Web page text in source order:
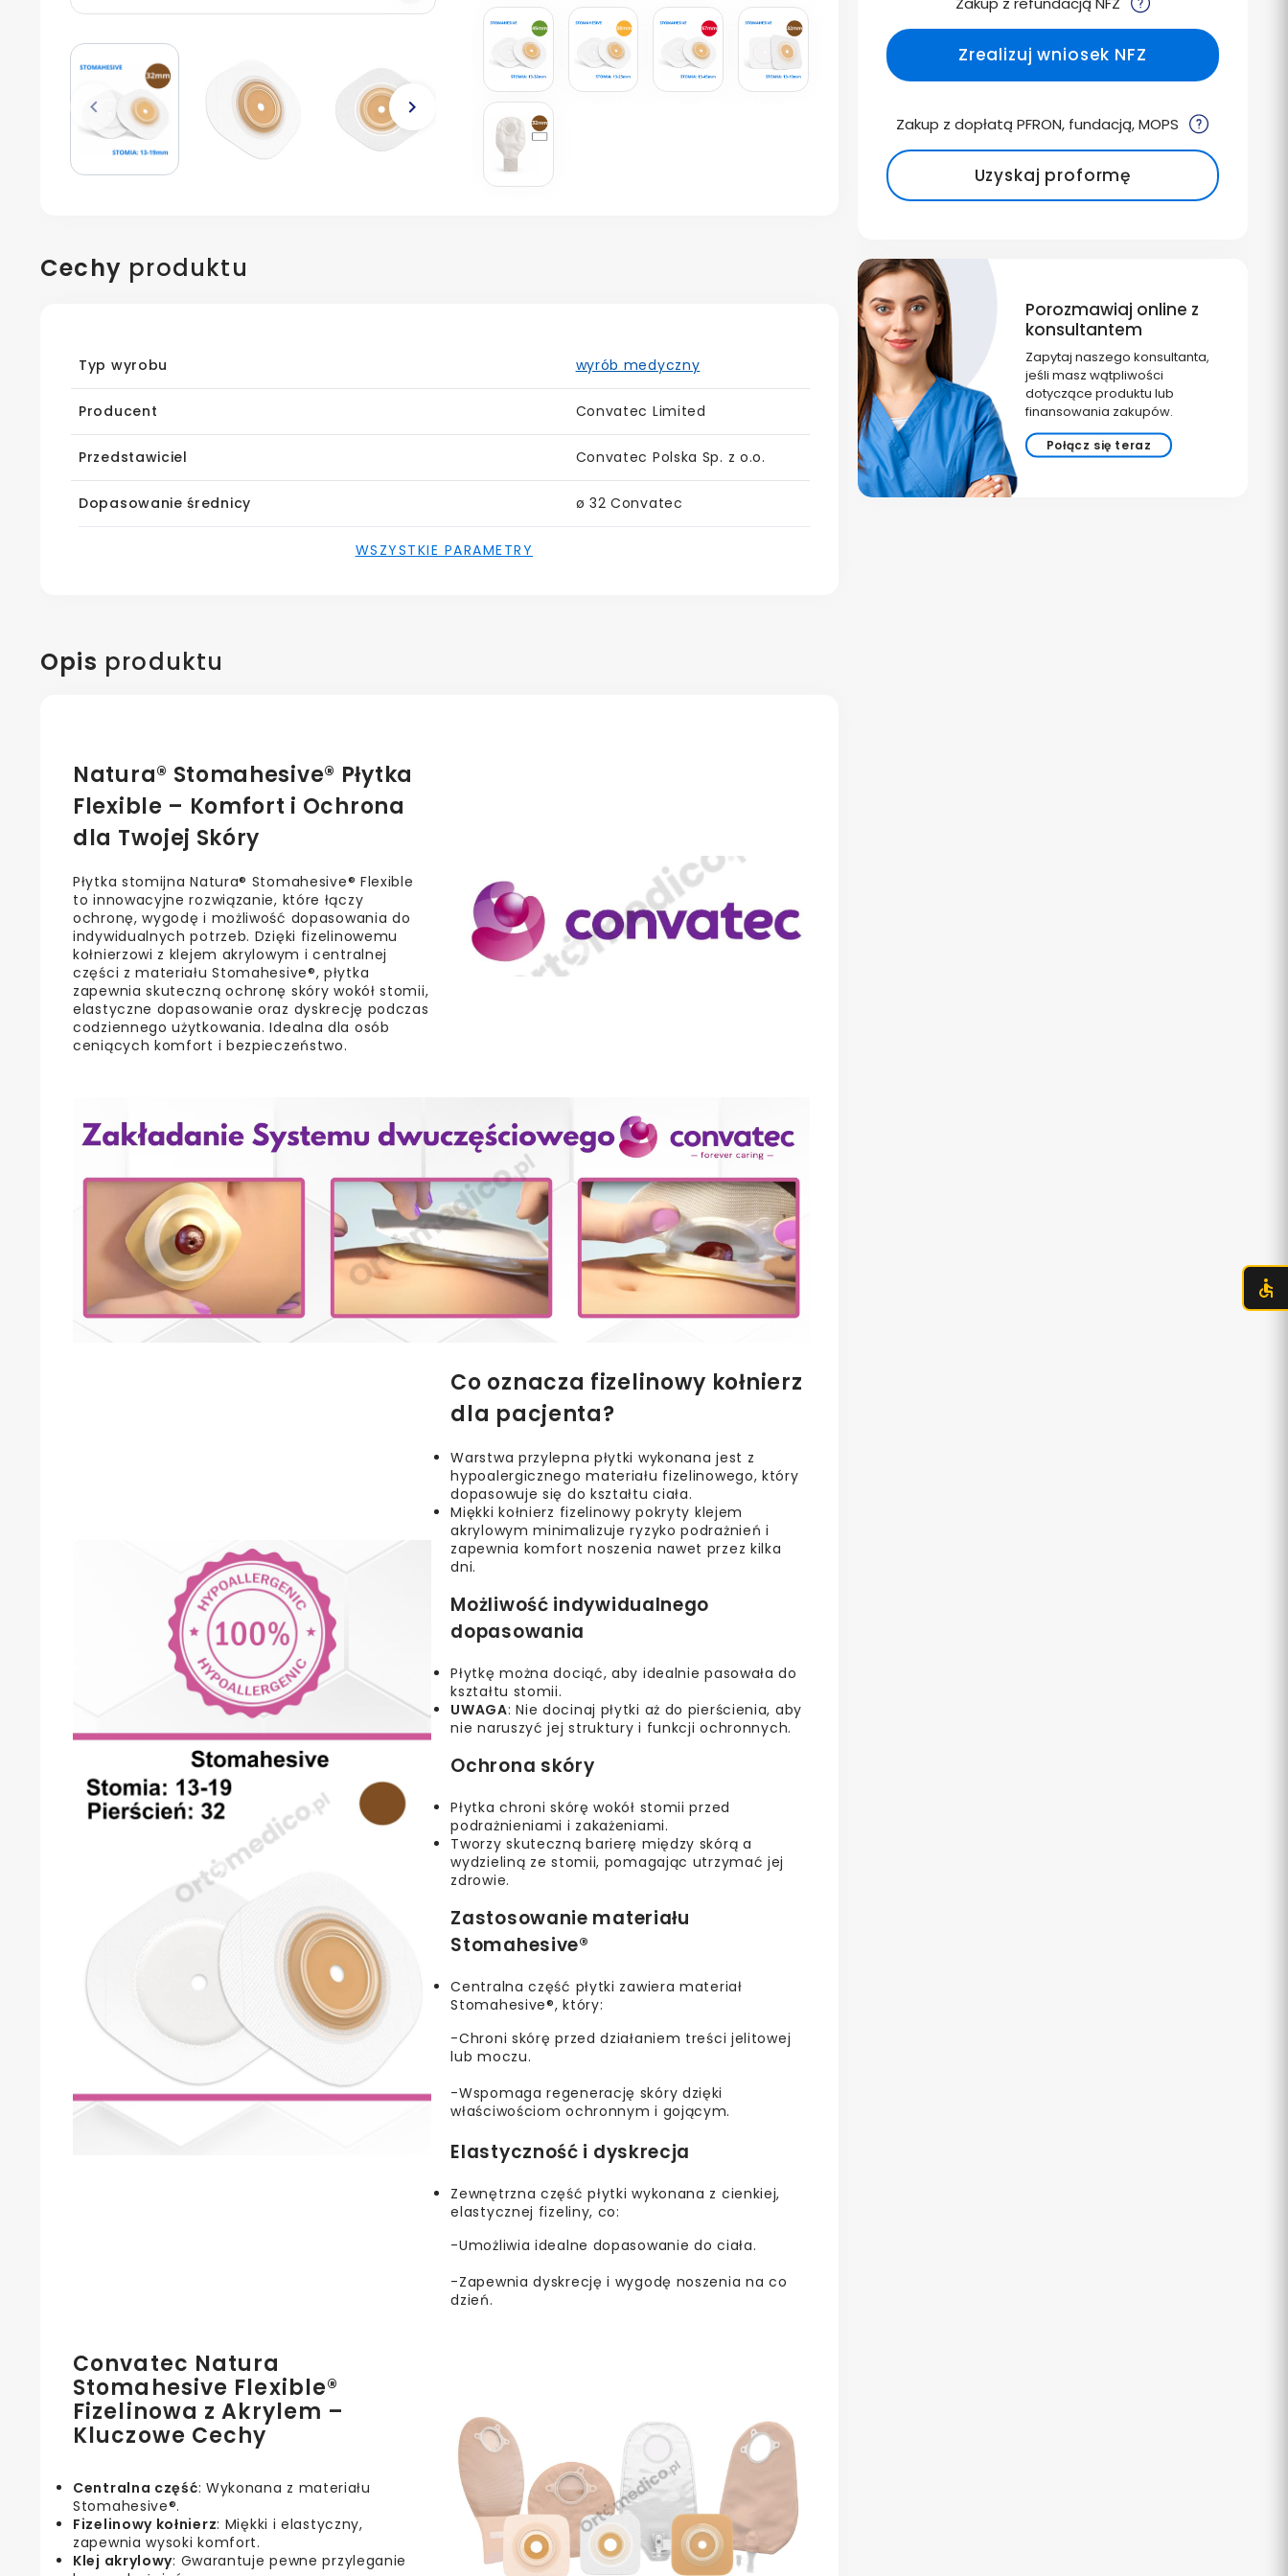
Poprzedni
keyboard_arrow_left
Następny
keyboard_arrow_right
Zrealizuj wniosek NFZ
Zakup z dopłatą PFRON, fundacją, MOPS
Uzyskaj proformę
Porozmawiaj online z
konsultantem
Zapytaj naszego konsultanta,
jeśli masz wątpliwości
dotyczące produktu lub
finansowania zakupów.
Połącz się teraz
Cechy produktu
Typ wyrobu wyrób medyczny
Producent Convatec Limited
Przedstawiciel Convatec Polska Sp. z o.o.
Dopasowanie średnicy ø 32 Convatec
WSZYSTKIE PARAMETRY
Opis produktu
Natura® Stomahesive® Płytka
Flexible – Komfort i Ochrona
dla Twojej Skóry
Płytka stomijna Natura® Stomahesive® Flexible
to innowacyjne rozwiązanie, które łączy
ochronę, wygodę i możliwość dopasowania do
indywidualnych potrzeb. Dzięki fizelinowemu
kołnierzowi z klejem akrylowym i centralnej
części z materiału Stomahesive®, płytka
zapewnia skuteczną ochronę skóry wokół stomii,
elastyczne dopasowanie oraz dyskrecję podczas
codziennego użytkowania. Idealna dla osób
ceniących komfort i bezpieczeństwo.
Co oznacza fizelinowy kołnierz
dla pacjenta?
Warstwa przylepna płytki wykonana jest z
hypoalergicznego materiału fizelinowego, który
dopasowuje się do kształtu ciała.
Miękki kołnierz fizelinowy pokryty klejem
akrylowym minimalizuje ryzyko podrażnień i
zapewnia komfort noszenia nawet przez kilka
dni.
Możliwość indywidualnego
dopasowania
Płytkę można dociąć, aby idealnie pasowała do
kształtu stomii.
UWAGA: Nie docinaj płytki aż do pierścienia, aby
nie naruszyć jej struktury i funkcji ochronnych.
Ochrona skóry
Płytka chroni skórę wokół stomii przed
podrażnieniami i zakażeniami.
Tworzy skuteczną barierę między skórą a
wydzieliną ze stomii, pomagając utrzymać jej
zdrowie.
Zastosowanie materiału
Stomahesive®
Centralna część płytki zawiera materiał
Stomahesive®, który:
-Chroni skórę przed działaniem treści jelitowej
lub moczu.
-Wspomaga regenerację skóry dzięki
właściwościom ochronnym i gojącym.
Elastyczność i dyskrecja
Zewnętrzna część płytki wykonana z cienkiej,
elastycznej fizeliny, co:
-Umożliwia idealne dopasowanie do ciała.
-Zapewnia dyskrecję i wygodę noszenia na co
dzień.
Convatec Natura
Stomahesive Flexible®
Fizelinowa z Akrylem –
Kluczowe Cechy
Centralna część: Wykonana z materiału
Stomahesive®.
Fizelinowy kołnierz: Miękki i elastyczny,
zapewnia wysoki komfort.
Klej akrylowy: Gwarantuje pewne przyleganie